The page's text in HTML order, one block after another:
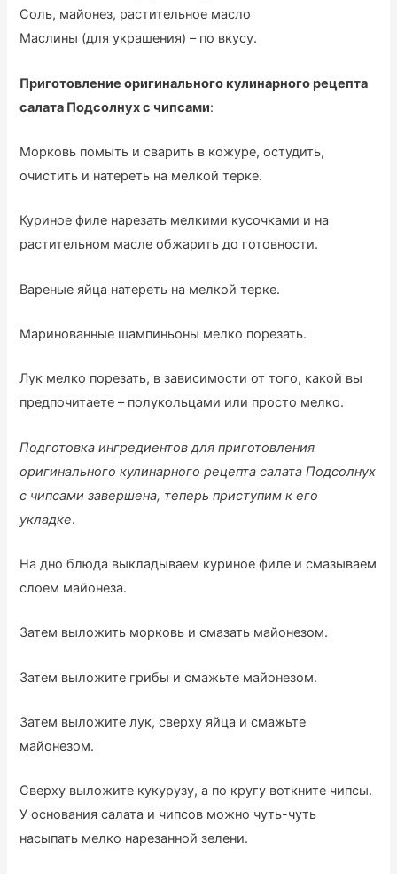
Соль, майонез, растительное масло
Маслины (для украшения) – по вкусу.
Приготовление оригинального кулинарного рецепта
салата Подсолнух с чипсами:
Морковь помыть и сварить в кожуре, остудить,
очистить и натереть на мелкой терке.
Куриное филе нарезать мелкими кусочками и на
растительном масле обжарить до готовности.
Вареные яйца натереть на мелкой терке.
Маринованные шампиньоны мелко порезать.
Лук мелко порезать, в зависимости от того, какой вы
предпочитаете – полукольцами или просто мелко.
Подготовка ингредиентов для приготовления
оригинального кулинарного рецепта салата Подсолнух
с чипсами завершена, теперь приступим к его
укладке.
На дно блюда выкладываем куриное филе и смазываем
слоем майонеза.
Затем выложить морковь и смазать майонезом.
Затем выложите грибы и смажьте майонезом.
Затем выложите лук, сверху яйца и смажьте
майонезом.
Сверху выложите кукурузу, а по кругу воткните чипсы.
У основания салата и чипсов можно чуть-чуть
насыпать мелко нарезанной зелени.